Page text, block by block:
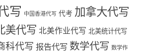
写 中国香港代写 代考 加拿大代写
美代写 北美作业代写 北美统计代写
科代写 报告代写 数学代写 数学作